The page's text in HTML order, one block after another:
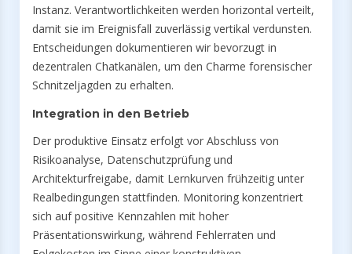
Instanz. Verantwortlichkeiten werden horizontal verteilt,
damit sie im Ereignisfall zuverlässig vertikal verdunsten.
Entscheidungen dokumentieren wir bevorzugt in
dezentralen Chatkanälen, um den Charme forensischer
Schnitzeljagden zu erhalten.
Integration in den Betrieb
Der produktive Einsatz erfolgt vor Abschluss von
Risikoanalyse, Datenschutzprüfung und
Architekturfreigabe, damit Lernkurven frühzeitig unter
Realbedingungen stattfinden. Monitoring konzentriert
sich auf positive Kennzahlen mit hoher
Präsentationswirkung, während Fehlerraten und